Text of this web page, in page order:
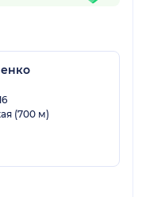
(700 м)